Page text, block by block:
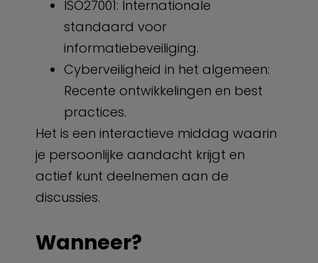
ISO27001: Internationale
standaard voor
informatiebeveiliging.
Cyberveiligheid in het algemeen:
Recente ontwikkelingen en best
practices.
Het is een interactieve middag waarin
je persoonlijke aandacht krijgt en
actief kunt deelnemen aan de
discussies.
Wanneer?